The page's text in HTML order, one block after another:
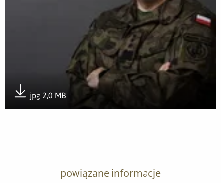
jpg 2,0 MB
powiązane informacje